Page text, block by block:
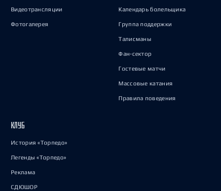
Видеотрансляции
Фотогалерея
Календарь болельщика
Группа поддержки
Талисманы
Фан-сектор
Гостевые матчи
Массовые катания
Правила поведения
КЛУБ
История «Торпедо»
Легенды «Торпедо»
Реклама
СДЮШОР